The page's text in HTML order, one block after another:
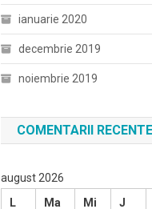
ianuarie 2020
decembrie 2019
noiembrie 2019
COMENTARII RECENTE
august 2026
L
Ma Mi J